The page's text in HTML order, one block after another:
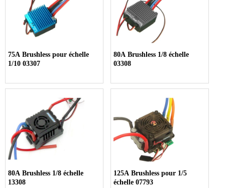
75A Brushless pour échelle
1/10 03307
80A Brushless 1/8 échelle
03308
80A Brushless 1/8 échelle
13308
125A Brushless pour 1/5
échelle 07793